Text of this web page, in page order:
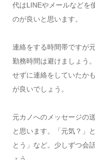
代はLINEやメールなどを
のが良いと思います。
連絡をする時間帯ですが
勤務時間は避けましょう
せずに連絡をしていたか
が良いでしょう。
元カノへのメッセージの
と思います。「元気？」
とう」など。少しずつ会